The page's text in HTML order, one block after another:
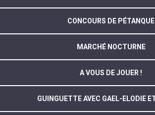
CONCOURS DE PÉTANQUE
MARCHÉ NOCTURNE
A VOUS DE JOUER !
GUINGUETTE AVEC GAEL-ELODIE